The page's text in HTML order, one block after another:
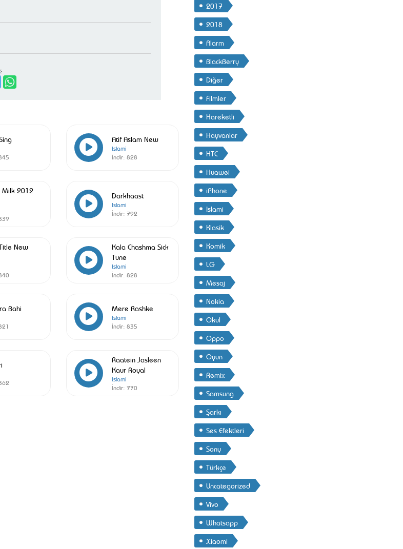
Atif Aslam New
Islami
İndir: 828
Milk 2012
Darkhaast
Islami
İndir: 792
New
Kala Chashma Sick
Tune
Islami
İndir: 828
Bahi Mere Rashke
Islami
İndir: 835
Raatein Jasleen
Kaur Royal
Islami
İndir: 770
2017
2018
Alarm
BlackBerry
Diğer
Filmler
Hareketli
Hayvanlar
HTC
Huawei
iPhone
Islami
Klasik
Komik
LG
Mesaj
Nokia
Okul
Oppo
Oyun
Remix
Samsung
Şarkı
Ses Efektleri
Sony
Türkçe
Uncategorized
Vivo
Whatsapp
Xiaomi